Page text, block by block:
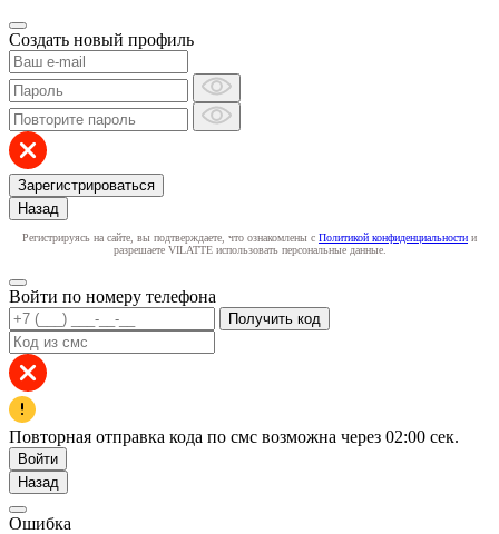
Создать новый профиль
Зарегистрироваться
Назад
Регистрируясь на сайте, вы подтверждаете, что ознакомлены с Политикой конфиденциальности и
разрешаете VILATTE использовать персональные данные.
Войти по номеру телефона
Получить код
Повторная отправка кода по смс возможна через 02:00 сек.
Войти
Назад
Ошибка